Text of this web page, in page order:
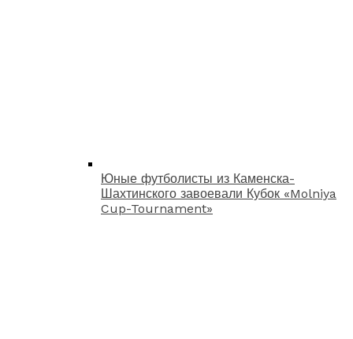
Юные футболисты из Каменска-
Шахтинского завоевали Кубок «Molniya
Cup-Tournament»